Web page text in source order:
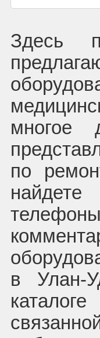
Здесь
многое
по
в Улан-